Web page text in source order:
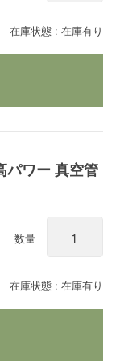
在庫状態 : 在庫有り
パワー 真空管
在庫状態 : 在庫有り
数量